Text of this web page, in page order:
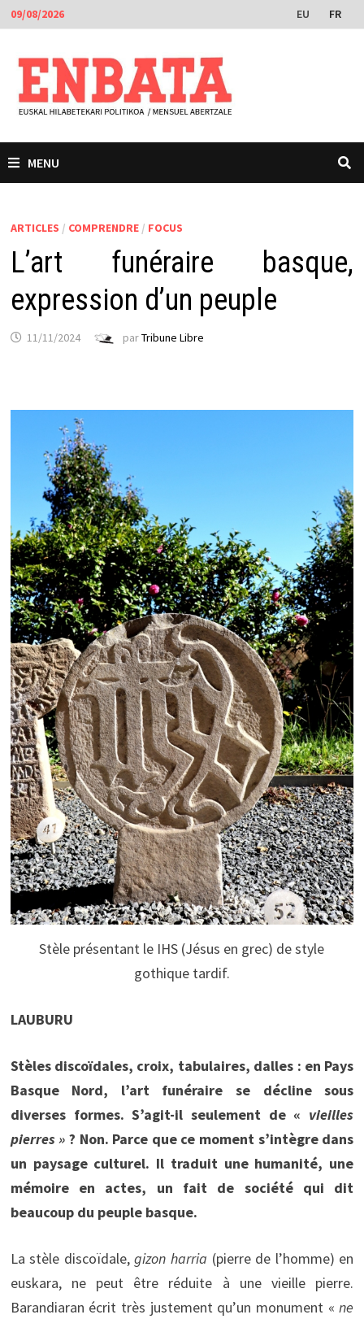
Passer
au
contenu
09/08/2026 EU FR
MENU
ARTICLES / COMPRENDRE/ FOCUS
L’art funéraire basque,
expression d’un peuple
11/11/2024 parTribune Libre
Stèle présentant le IHS (Jésus en grec) de style
gothique tardif.
LAUBURU
Stèles discoïdales, croix, tabulaires, dalles : en Pays
Basque Nord, l’art funéraire se décline sous
diverses formes. S’agit-il seulement de « vieilles
pierres » ? Non. Parce que ce moment s’intègre dans
un paysage culturel. Il traduit une humanité, une
mémoire en actes, un fait de société qui dit
beaucoup du peuple basque.
La stèle discoïdale,gizon harria (pierre de l’homme) en
euskara, ne peut être réduite à une vieille pierre.
Barandiaran écrit très justement qu’un monument «ne